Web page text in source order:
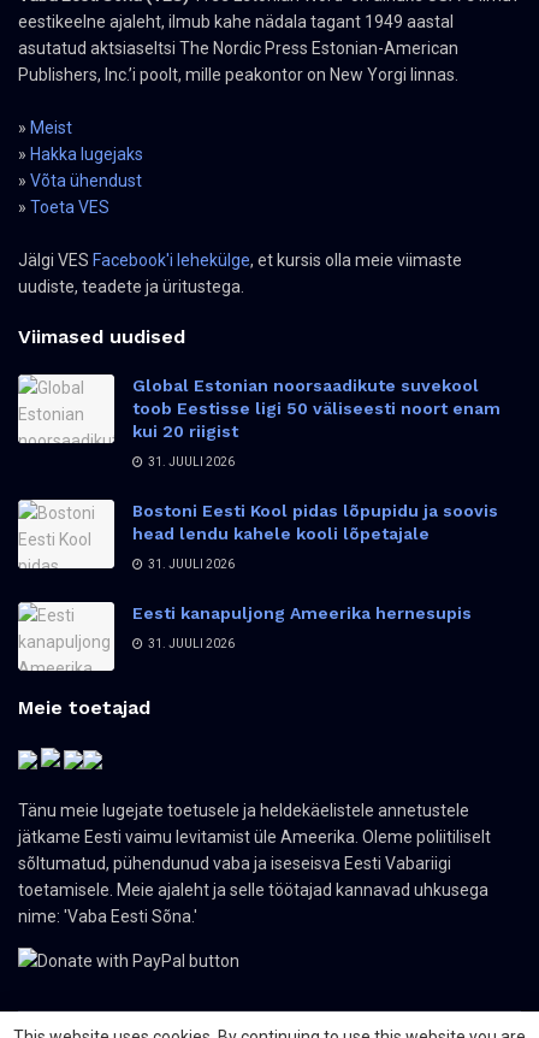
eestikeelne ajaleht, ilmub kahe nädala tagant 1949 aastal
asutatud aktsiaseltsi The Nordic Press Estonian-American
Publishers, Inc.’i poolt, mille peakontor on New Yorgi linnas.
» Meist
» Hakka lugejaks
» Võta ühendust
» Toeta VES
Jälgi VES Facebook'i lehekülge, et kursis olla meie viimaste
uudiste, teadete ja üritustega.
Viimased uudised
Global Estonian noorsaadikute suvekool
toob Eestisse ligi 50 väliseesti noort enam
kui 20 riigist
31. JUULI 2026
Bostoni Eesti Kool pidas lõpupidu ja soovis
head lendu kahele kooli lõpetajale
31. JUULI 2026
Eesti kanapuljong Ameerika hernesupis
31. JUULI 2026
Meie toetajad
Tänu meie lugejate toetusele ja heldekäelistele annetustele
jätkame Eesti vaimu levitamist üle Ameerika. Oleme poliitiliselt
sõltumatud, pühendunud vaba ja iseseisva Eesti Vabariigi
toetamisele. Meie ajaleht ja selle töötajad kannavad uhkusega
nime: 'Vaba Eesti Sõna.'